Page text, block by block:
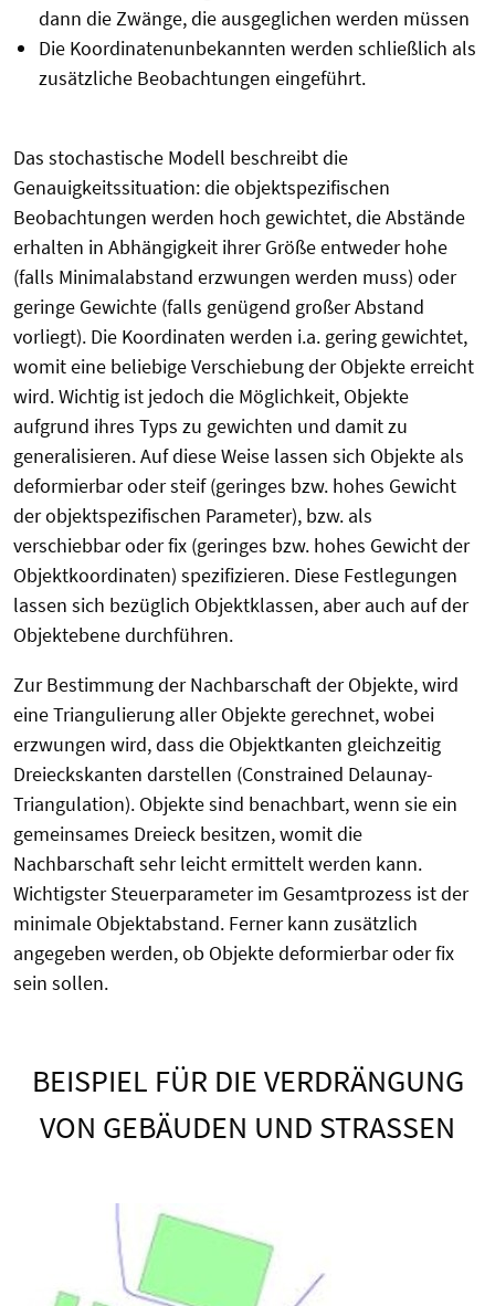
dann die Zwänge, die ausgeglichen werden müssen
Die Koordinatenunbekannten werden schließlich als
zusätzliche Beobachtungen eingeführt.
Das stochastische Modell beschreibt die
Genauigkeitssituation: die objektspezifischen
Beobachtungen werden hoch gewichtet, die Abstände
erhalten in Abhängigkeit ihrer Größe entweder hohe
(falls Minimalabstand erzwungen werden muss) oder
geringe Gewichte (falls genügend großer Abstand
vorliegt). Die Koordinaten werden i.a. gering gewichtet,
womit eine beliebige Verschiebung der Objekte erreicht
wird. Wichtig ist jedoch die Möglichkeit, Objekte
aufgrund ihres Typs zu gewichten und damit zu
generalisieren. Auf diese Weise lassen sich Objekte als
deformierbar oder steif (geringes bzw. hohes Gewicht
der objektspezifischen Parameter), bzw. als
verschiebbar oder fix (geringes bzw. hohes Gewicht der
Objektkoordinaten) spezifizieren. Diese Festlegungen
lassen sich bezüglich Objektklassen, aber auch auf der
Objektebene durchführen.
Zur Bestimmung der Nachbarschaft der Objekte, wird
eine Triangulierung aller Objekte gerechnet, wobei
erzwungen wird, dass die Objektkanten gleichzeitig
Dreieckskanten darstellen (Constrained Delaunay-
Triangulation). Objekte sind benachbart, wenn sie ein
gemeinsames Dreieck besitzen, womit die
Nachbarschaft sehr leicht ermittelt werden kann.
Wichtigster Steuerparameter im Gesamtprozess ist der
minimale Objektabstand. Ferner kann zusätzlich
angegeben werden, ob Objekte deformierbar oder fix
sein sollen.
BEISPIEL FÜR DIE VERDRÄNGUNG
VON GEBÄUDEN UND STRASSEN